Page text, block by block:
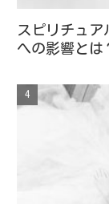
スピリチュア
への影響とは